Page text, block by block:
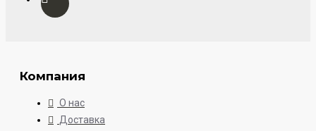
Компания
О нас
Доставка